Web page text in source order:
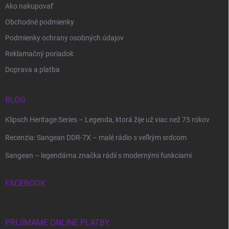
Ako nakupovať
Obchodné podmienky
Podmienky ochrany osobných údajov
Reklamačný poriadok
Doprava a platba
BLOG
Klipsch Heritage Series – Legenda, ktorá žije už viac než 75 rokov
Recenzia: Sangean DDR-7X – malé rádio s veľkým srdcom
Sangean – legendárna značka rádií s modernými funkciami
FACEBOOK
PRIJÍMAME ONLINE PLATBY